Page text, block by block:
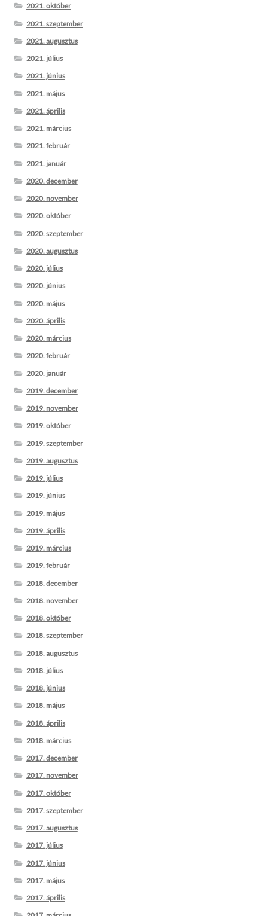
2021. október
2021. szeptember
2021. augusztus
2021. július
2021. június
2021. május
2021. április
2021. március
2021. február
2021. január
2020. december
2020. november
2020. október
2020. szeptember
2020. augusztus
2020. július
2020. június
2020. május
2020. április
2020. március
2020. február
2020. január
2019. december
2019. november
2019. október
2019. szeptember
2019. augusztus
2019. július
2019. június
2019. május
2019. április
2019. március
2019. február
2018. december
2018. november
2018. október
2018. szeptember
2018. augusztus
2018. július
2018. június
2018. május
2018. április
2018. március
2017. december
2017. november
2017. október
2017. szeptember
2017. augusztus
2017. július
2017. június
2017. május
2017. április